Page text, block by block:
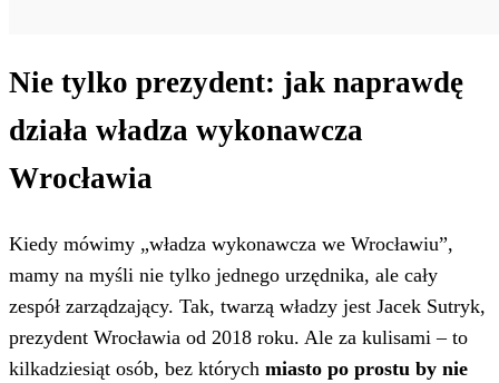
Nie tylko prezydent: jak naprawdę
działa władza wykonawcza
Wrocławia
Kiedy mówimy „władza wykonawcza we Wrocławiu”,
mamy na myśli nie tylko jednego urzędnika, ale cały
zespół zarządzający. Tak, twarzą władzy jest Jacek Sutryk,
prezydent Wrocławia od 2018 roku. Ale za kulisami – to
kilkadziesiąt osób, bez których miasto po prostu by nie